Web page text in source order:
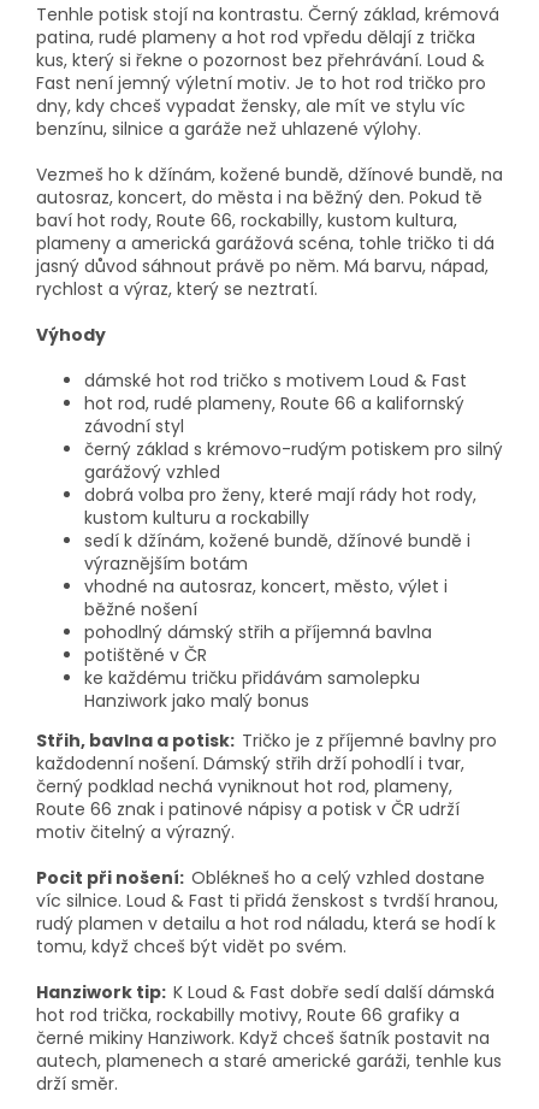
Tenhle potisk stojí na kontrastu. Černý základ, krémová
patina, rudé plameny a hot rod vpředu dělají z trička
kus, který si řekne o pozornost bez přehrávání. Loud &
Fast není jemný výletní motiv. Je to hot rod tričko pro
dny, kdy chceš vypadat žensky, ale mít ve stylu víc
benzínu, silnice a garáže než uhlazené výlohy.
Vezmeš ho k džínám, kožené bundě, džínové bundě, na
autosraz, koncert, do města i na běžný den. Pokud tě
baví hot rody, Route 66, rockabilly, kustom kultura,
plameny a americká garážová scéna, tohle tričko ti dá
jasný důvod sáhnout právě po něm. Má barvu, nápad,
rychlost a výraz, který se neztratí.
Výhody
dámské hot rod tričko s motivem Loud & Fast
hot rod, rudé plameny, Route 66 a kalifornský
závodní styl
černý základ s krémovo-rudým potiskem pro silný
garážový vzhled
dobrá volba pro ženy, které mají rády hot rody,
kustom kulturu a rockabilly
sedí k džínám, kožené bundě, džínové bundě i
výraznějším botám
vhodné na autosraz, koncert, město, výlet i
běžné nošení
pohodlný dámský střih a příjemná bavlna
potištěné v ČR
ke každému tričku přidávám samolepku
Hanziwork jako malý bonus
Střih, bavlna a potisk: Tričko je z příjemné bavlny pro
každodenní nošení. Dámský střih drží pohodlí i tvar,
černý podklad nechá vyniknout hot rod, plameny,
Route 66 znak i patinové nápisy a potisk v ČR udrží
motiv čitelný a výrazný.
Pocit při nošení: Oblékneš ho a celý vzhled dostane
víc silnice. Loud & Fast ti přidá ženskost s tvrdší hranou,
rudý plamen v detailu a hot rod náladu, která se hodí k
tomu, když chceš být vidět po svém.
Hanziwork tip: K Loud & Fast dobře sedí další dámská
hot rod trička, rockabilly motivy, Route 66 grafiky a
černé mikiny Hanziwork. Když chceš šatník postavit na
autech, plamenech a staré americké garáži, tenhle kus
drží směr.